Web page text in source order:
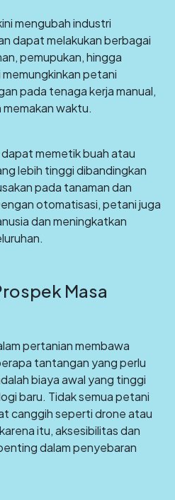
mengubah industri
dapat melakukan berbagai
pemupukan, hingga
petani
pada tenaga kerja manual,
memakan waktu.
memetik buah atau
lebih tinggi dibandingkan
pada tanaman dan
otomatisasi, petani juga
dan meningkatkan
Masa
pertanian membawa
tantangan yang perlu
biaya awal yang tinggi
baru. Tidak semua petani
canggih seperti drone atau
itu, aksesibilitas dan
dalam penyebaran